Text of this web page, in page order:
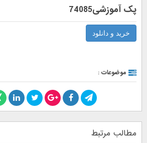
پک آموزشی74085
خرید و دانلود
موضوعات :
مطالب مرتبط